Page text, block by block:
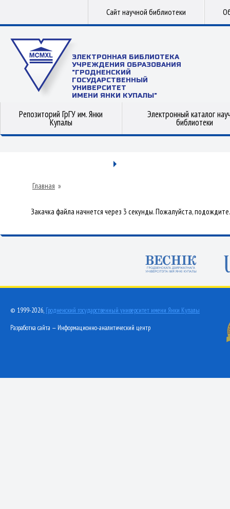
Сайт научной библиотеки
ЭЛЕКТРОННАЯ БИБЛИОТЕКА
УЧРЕЖДЕНИЯ ОБРАЗОВАНИЯ
"ГРОДНЕНСКИЙ
ГОСУДАРСТВЕННЫЙ
УНИВЕРСИТЕТ
ИМЕНИ ЯНКИ КУПАЛЫ"
Репозиторий ГрГУ им. Янки
Купалы
Электронный каталог
библиотеки
Главная »
Закачка файла начнется через 3 секунды. Пожалуйста, подождите.
© 1999-2026, Гродненский государственный университет имени Янки Купалы
Разработка сайта — Информационно-аналитический центр